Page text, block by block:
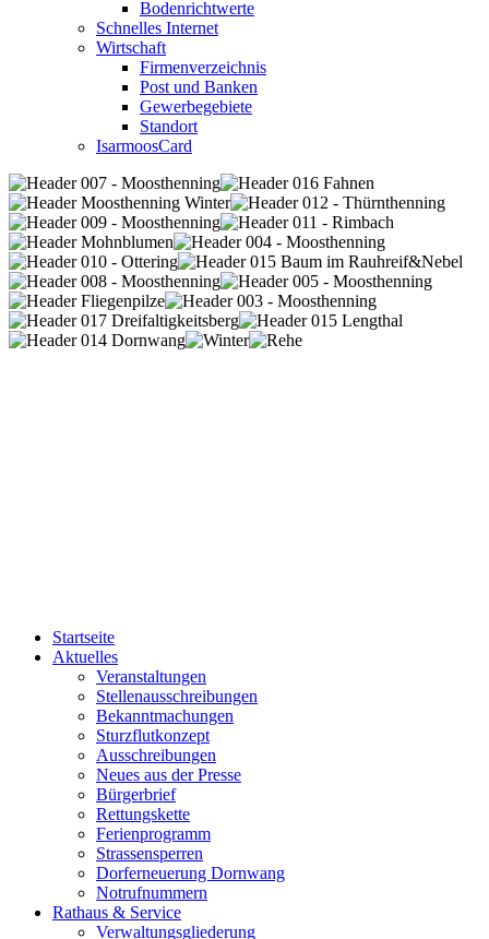
Bodenrichtwerte
Schnelles Internet
Wirtschaft
Firmenverzeichnis
Post und Banken
Gewerbegebiete
Standort
IsarmoosCard
Startseite
Aktuelles
Veranstaltungen
Stellenausschreibungen
Bekanntmachungen
Sturzflutkonzept
Ausschreibungen
Neues aus der Presse
Bürgerbrief
Rettungskette
Ferienprogramm
Strassensperren
Dorferneuerung Dornwang
Notrufnummern
Rathaus & Service
Verwaltungsgliederung